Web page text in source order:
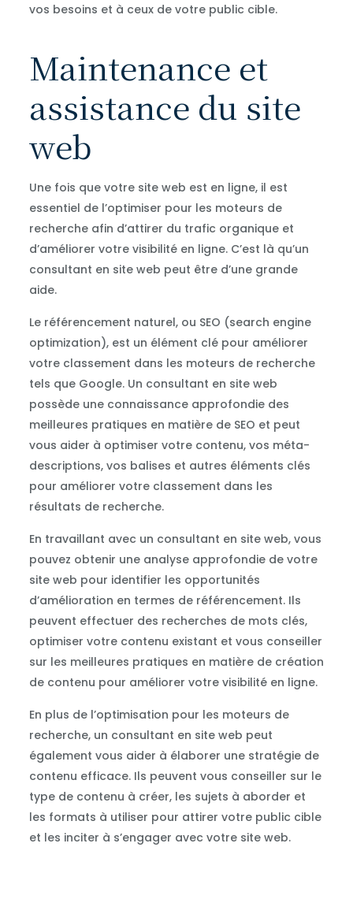
vos besoins et à ceux de votre public cible.
Maintenance et
assistance du site
web
Une fois que votre site web est en ligne, il est
essentiel de l’optimiser pour les moteurs de
recherche afin d’attirer du trafic organique et
d’améliorer votre visibilité en ligne. C’est là qu’un
consultant en site web peut être d’une grande
aide.
Le référencement naturel, ou SEO (search engine
optimization), est un élément clé pour améliorer
votre classement dans les moteurs de recherche
tels que Google. Un consultant en site web
possède une connaissance approfondie des
meilleures pratiques en matière de SEO et peut
vous aider à optimiser votre contenu, vos méta-
descriptions, vos balises et autres éléments clés
pour améliorer votre classement dans les
résultats de recherche.
En travaillant avec un consultant en site web, vous
pouvez obtenir une analyse approfondie de votre
site web pour identifier les opportunités
d’amélioration en termes de référencement. Ils
peuvent effectuer des recherches de mots clés,
optimiser votre contenu existant et vous conseiller
sur les meilleures pratiques en matière de création
de contenu pour améliorer votre visibilité en ligne.
En plus de l’optimisation pour les moteurs de
recherche, un consultant en site web peut
également vous aider à élaborer une stratégie de
contenu efficace. Ils peuvent vous conseiller sur le
type de contenu à créer, les sujets à aborder et
les formats à utiliser pour attirer votre public cible
et les inciter à s’engager avec votre site web.